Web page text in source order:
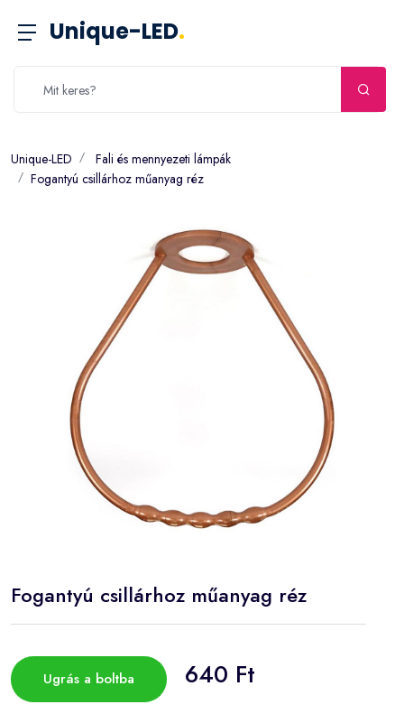
Unique-LED.
Unique-LED
Fali és mennyezeti lámpák
Fogantyú csillárhoz műanyag réz
Fogantyú csillárhoz műanyag réz
Ugrás a boltba 640 Ft